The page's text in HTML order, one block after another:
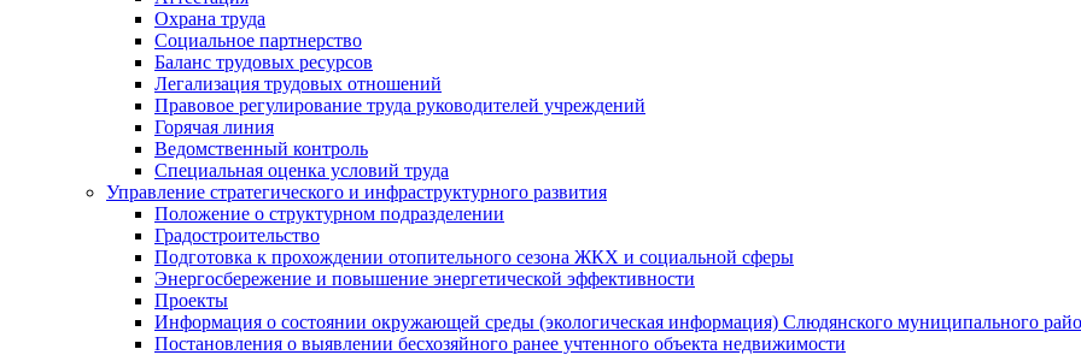
Охрана труда
Социальное партнерство
Баланс трудовых ресурсов
Легализация трудовых отношений
Правовое регулирование труда руководителей учреждений
Горячая линия
Ведомственный контроль
Специальная оценка условий труда
Управление стратегического и инфраструктурного развития
Положение о структурном подразделении
Градостроительство
Подготовка к прохождении отопительного сезона ЖКХ и социальной сферы
Энергосбережение и повышение энергетической эффективности
Проекты
Информация о состоянии окружающей среды (экологическая информация) Слюдянского муниципального
Постановления о выявлении бесхозяйного ранее учтенного объекта недвижимости